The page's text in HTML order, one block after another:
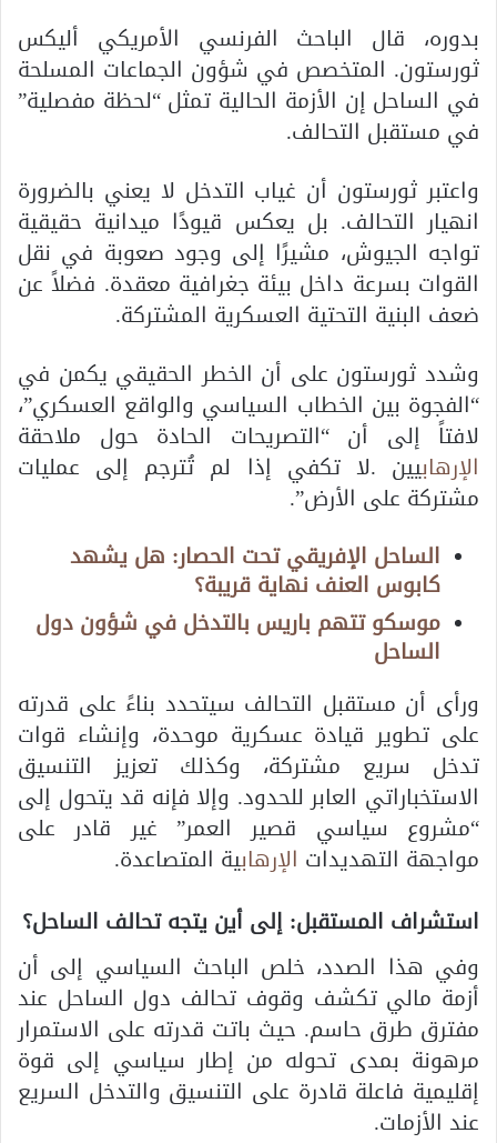
بدوره، قال الباحث الفرنسي الأمريكي أليكس
ثورستون. المتخصص في شؤون الجماعات المسلحة
في الساحل إن الأزمة الحالية تمثل “لحظة مفصلية”
في مستقبل التحالف.
واعتبر ثورستون أن غياب التدخل لا يعني بالضرورة
انهيار التحالف. بل يعكس قيودًا ميدانية حقيقية
تواجه الجيوش، مشيرًا إلى وجود صعوبة في نقل
القوات بسرعة داخل بيئة جغرافية معقدة. فضلاً عن
ضعف البنية التحتية العسكرية المشتركة.
وشدد ثورستون على أن الخطر الحقيقي يكمن في
“الفجوة بين الخطاب السياسي والواقع العسكري”،
لافتاً إلى أن “التصريحات الحادة حول ملاحقة
الإرهابيين .لا تكفي إذا لم تُترجم إلى عمليات
مشتركة على الأرض”.
الساحل الإفريقي تحت الحصار: هل يشهد
كابوس العنف نهاية قريبة؟
موسكو تتهم باريس بالتدخل في شؤون دول
الساحل
ورأى أن مستقبل التحالف سيتحدد بناءً على قدرته
على تطوير قيادة عسكرية موحدة، وإنشاء قوات
تدخل سريع مشتركة، وكذلك تعزيز التنسيق
الاستخباراتي العابر للحدود. وإلا فإنه قد يتحول إلى
“مشروع سياسي قصير العمر” غير قادر على
مواجهة التهديدات الإرهابية المتصاعدة.
استشراف المستقبل: إلى أين يتجه تحالف الساحل؟
وفي هذا الصدد، خلص الباحث السياسي إلى أن
أزمة مالي تكشف وقوف تحالف دول الساحل عند
مفترق طرق حاسم. حيث باتت قدرته على الاستمرار
مرهونة بمدى تحوله من إطار سياسي إلى قوة
إقليمية فاعلة قادرة على التنسيق والتدخل السريع
عند الأزمات.